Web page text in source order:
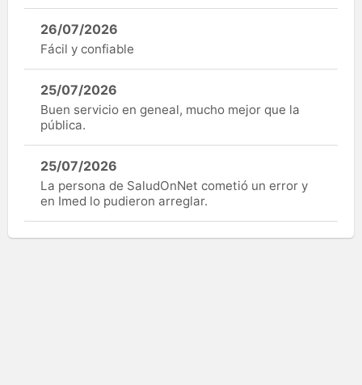
26/07/2026
Fácil y confiable
25/07/2026
Buen servicio en geneal, mucho mejor que la
pública.
25/07/2026
La persona de SaludOnNet cometió un error y
en Imed lo pudieron arreglar.